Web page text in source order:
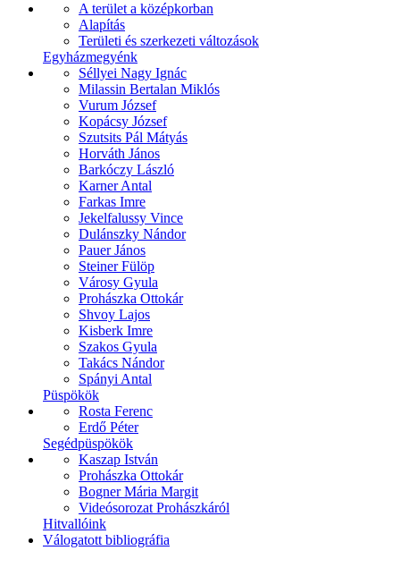
A terület a középkorban
Alapítás
Területi és szerkezeti változások
Egyházmegyénk
Séllyei Nagy Ignác
Milassin Bertalan Miklós
Vurum József
Kopácsy József
Szutsits Pál Mátyás
Horváth János
Barkóczy László
Karner Antal
Farkas Imre
Jekelfalussy Vince
Dulánszky Nándor
Pauer János
Steiner Fülöp
Városy Gyula
Prohászka Ottokár
Shvoy Lajos
Kisberk Imre
Szakos Gyula
Takács Nándor
Spányi Antal
Püspökök
Rosta Ferenc
Erdő Péter
Segédpüspökök
Kaszap István
Prohászka Ottokár
Bogner Mária Margit
Videósorozat Prohászkáról
Hitvallóink
Válogatott bibliográfia